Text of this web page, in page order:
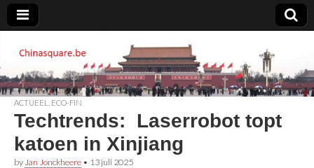
Chinasquare.be
ACTUEEL ECO-FIN
Techtrends: Laserrobot topt
katoen in Xinjiang
by Jan Jonckheere • 13 juli 2025